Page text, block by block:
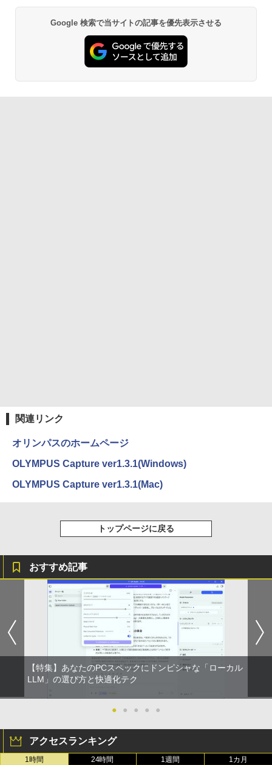
Google 検索で当サイトの記事を優先表示させる
関連リンク
オリンパスのホームページ
OLYMPUS Capture ver1.3.1(Windows)
OLYMPUS Capture ver1.3.1(Mac)
トップページに戻る
おすすめ記事
【特集】あなたのPCスペックにドンピシャな「ローカル
LLM」の選び方と快適化テク
● ● ● ● ●
アクセスランキング
1時間 24時間 1週間 1カ月